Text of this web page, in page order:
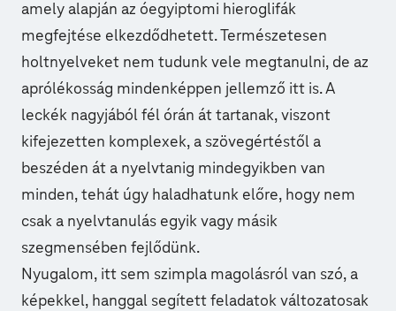
amely alapján az óegyiptomi hieroglifák
megfejtése elkezdődhetett. Természetesen
holtnyelveket nem tudunk vele megtanulni, de az
aprólékosság mindenképpen jellemző itt is. A
leckék nagyjából fél órán át tartanak, viszont
kifejezetten komplexek, a szövegértéstől a
beszéden át a nyelvtanig mindegyikben van
minden, tehát úgy haladhatunk előre, hogy nem
csak a nyelvtanulás egyik vagy másik
szegmensében fejlődünk.
Nyugalom, itt sem szimpla magolásról van szó, a
képekkel, hanggal segített feladatok változatosak